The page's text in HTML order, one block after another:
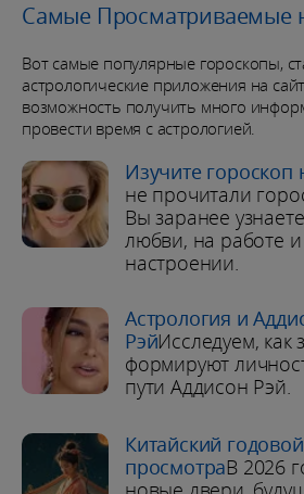
Самые Просматриваемые
Вот самые популярные гороскопы,
астрологические приложения на
возможность получить много
провести время с астрологией.
Изучите гороскоп
не прочитали
Вы заранее
любви, на работе
настроении.
Астрология и
РэйИсследуем, как
формируют
пути Аддисон Рэй.
Китайский
просмотраВ 2026